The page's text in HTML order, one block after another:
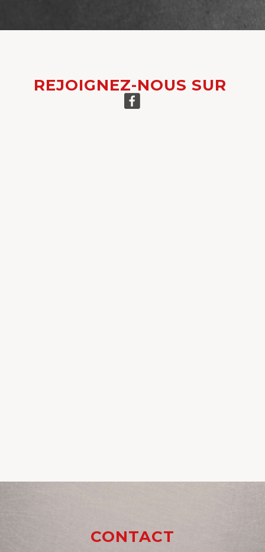
REJOIGNEZ-NOUS SUR
CONTACT